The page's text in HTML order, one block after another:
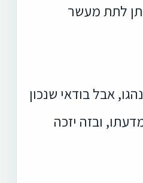
לתת מעשר
אבל בודאי שנכון
ובזה יזכה